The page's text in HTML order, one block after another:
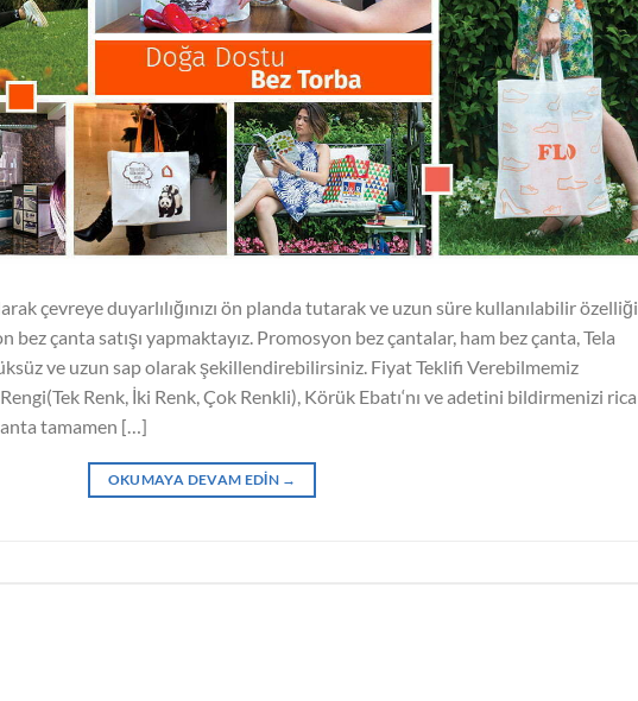
çevreye duyarlılığınızı ön planda tutarak ve uzun süre kullanılabilir özelliği
çanta satışı yapmaktayız. Promosyon bez çantalar, ham bez çanta, Tela
ve uzun sap olarak şekillendirebilirsiniz. Fiyat Teklifi Verebilmemiz
Renk, İki Renk, Çok Renkli), Körük Ebatı‘nı ve adetini bildirmenizi rica
tamamen […]
OKUMAYA DEVAM EDIN →